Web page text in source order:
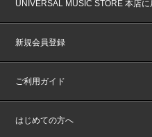
UNIVERSAL MUSIC STORE 本店に
新規会員登録
ご利用ガイド
はじめての方へ